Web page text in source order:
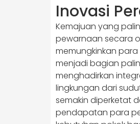
Inovasi
Kemajuan yang
pewarnaan secara
memungkinkan
menjadi bagian
menghadirkan
lingkungan dari
semakin diperketat
pendapatan para